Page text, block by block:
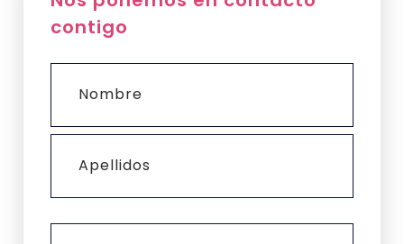
contigo
Nombre